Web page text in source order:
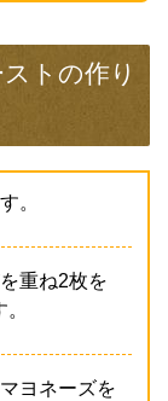
トの作り
。
重ね2枚を
ヨネーズを